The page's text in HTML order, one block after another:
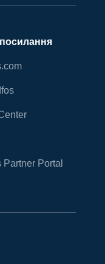
Partner Portal